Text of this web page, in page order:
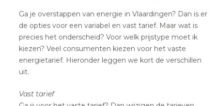
Ga je overstappen van energie in Vlaardingen? Dan is er
de opties voor een variabel en vast tarief. Maar wat is
precies het onderscheid? Voor welk prijstype moet ik
kiezen? Veel consumenten kiezen voor het vaste
energietarief. Hieronder leggen we kort de verschillen
uit.
Vast tarief